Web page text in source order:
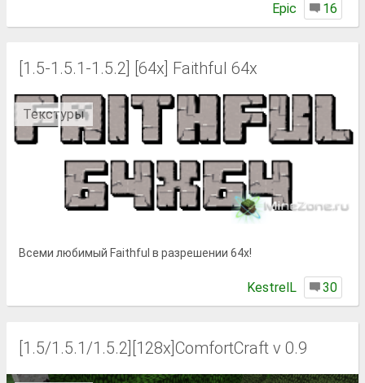
Epic 16
[1.5-1.5.1-1.5.2] [64x] Faithful 64x
Текстуры
Всеми любимый Faithful в разрешении 64x!
KestrelL 30
[1.5/1.5.1/1.5.2][128x]ComfortCraft v 0.9